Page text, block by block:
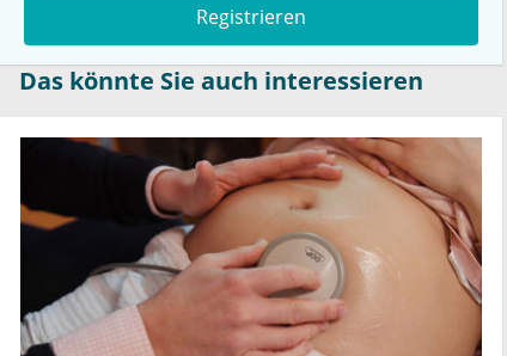
Registrieren
Das könnte Sie auch interessieren